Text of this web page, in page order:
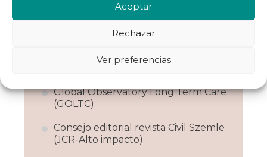
Aceptar
Rechazar
Ver preferencias
Grupo de Trabajo 33 sobre Política
social y trabajo social de la
Federación Española de Sociología.
European Social Policy Network
Global Observatory Long Term Care
(GOLTC)
Consejo editorial revista Civil Szemle
(JCR-Alto impacto)